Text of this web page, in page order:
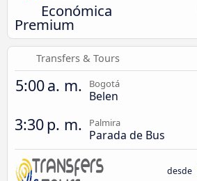
Económica
Premium
Transfers & Tours
5:00 a. m. Bogotá
Belen
3:30 p. m. Palmira
Parada de Bus
desde